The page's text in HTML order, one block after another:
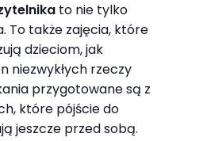
to nie tylko
To także zajęcia, które
dzieciom, jak
niezwykłych rzeczy
przygotowane są z
które pójście do
jeszcze przed sobą.